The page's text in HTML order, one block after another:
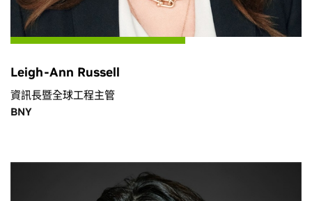
Leigh-Ann Russell
資訊長暨全球工程主管
BNY